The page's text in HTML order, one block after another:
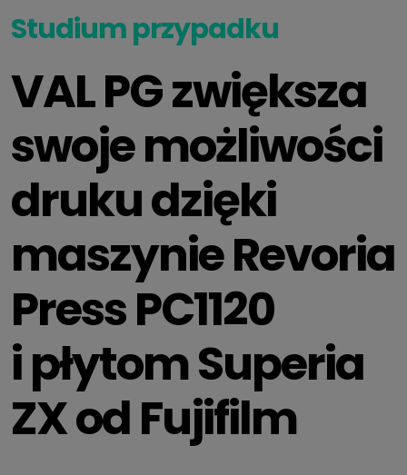
Studium przypadku
VAL PG zwiększa
swoje możliwości
druku dzięki
maszynie Revoria
Press PC1120
i płytom Superia
ZX od Fujifilm